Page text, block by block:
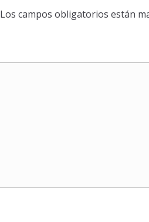
Los campos obligatorios están